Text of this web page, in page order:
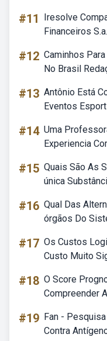
#11
Iresolve
Financeiros
#12 Caminhos
No Brasil
#13 Antônio Está
Eventos
#14 Uma
Experiencia
#15 Quais São As
única
#16 Qual Das
órgãos Do
#17 Os Custos
Custo Muito
#18 O Score
Compreender
#19 Fan -
Contra